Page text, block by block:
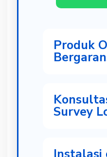
Produk
Survey